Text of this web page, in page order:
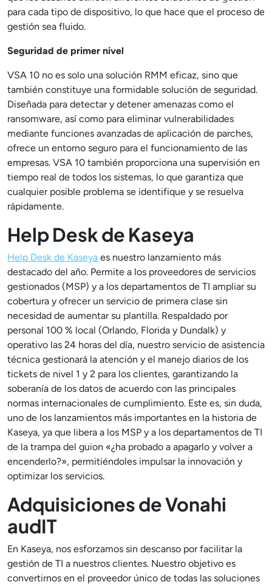
para cada tipo de dispositivo, lo que hace que el proceso de
gestión sea fluido.
Seguridad de primer nivel
VSA 10 no es solo una solución RMM eficaz, sino que
también constituye una formidable solución de seguridad.
Diseñada para detectar y detener amenazas como el
ransomware, así como para eliminar vulnerabilidades
mediante funciones avanzadas de aplicación de parches,
ofrece un entorno seguro para el funcionamiento de las
empresas. VSA 10 también proporciona una supervisión en
tiempo real de todos los sistemas, lo que garantiza que
cualquier posible problema se identifique y se resuelva
rápidamente.
Help Desk de Kaseya
Help Desk de Kaseya es nuestro lanzamiento más
destacado del año. Permite a los proveedores de servicios
gestionados (MSP) y a los departamentos de TI ampliar su
cobertura y ofrecer un servicio de primera clase sin
necesidad de aumentar su plantilla. Respaldado por
personal 100 % local (Orlando, Florida y Dundalk) y
operativo las 24 horas del día, nuestro servicio de asistencia
técnica gestionará la atención y el manejo diarios de los
tickets de nivel 1 y 2 para los clientes, garantizando la
soberanía de los datos de acuerdo con las principales
normas internacionales de cumplimiento. Este es, sin duda,
uno de los lanzamientos más importantes en la historia de
Kaseya, ya que libera a los MSP y a los departamentos de TI
de la trampa del guion «¿ha probado a apagarlo y volver a
encenderlo?», permitiéndoles impulsar la innovación y
optimizar los servicios.
Adquisiciones de Vonahi
audIT
En Kaseya, nos esforzamos sin descanso por facilitar la
gestión de TI a nuestros clientes. Nuestro objetivo es
convertirnos en el proveedor único de todas las soluciones